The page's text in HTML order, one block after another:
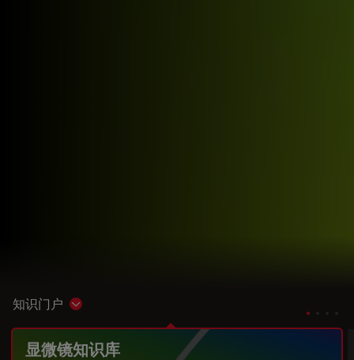
知识门户 Show subnavigation
显微镜知识库